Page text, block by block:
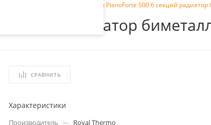
Royal Thermo PianoForte 500 6 секций
секций радиатор
СРАВНИТЬ
Характеристики
Производитель — Royal Thermo